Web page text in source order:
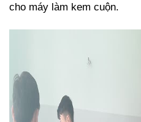
cho máy làm kem cuộn.